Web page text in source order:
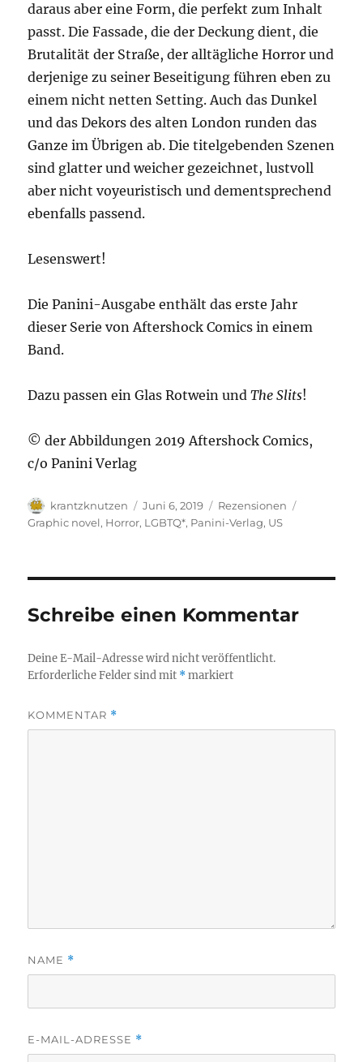
daraus aber eine Form, die perfekt zum Inhalt
passt. Die Fassade, die der Deckung dient, die
Brutalität der Straße, der alltägliche Horror und
derjenige zu seiner Beseitigung führen eben zu
einem nicht netten Setting. Auch das Dunkel
und das Dekors des alten London runden das
Ganze im Übrigen ab. Die titelgebenden Szenen
sind glatter und weicher gezeichnet, lustvoll
aber nicht voyeuristisch und dementsprechend
ebenfalls passend.
Lesenswert!
Die Panini-Ausgabe enthält das erste Jahr
dieser Serie von Aftershock Comics in einem
Band.
Dazu passen ein Glas Rotwein undThe Slits!
© der Abbildungen 2019 Aftershock Comics,
c/o Panini Verlag
Autor
krantzknutzen
Veröffentlicht
am
Juni 6, 2019 Kategorien
Rezensionen
Graphic novel, Horror, LGBTQ*, Panini-Verlag, US
Schreibe einen Kommentar
Deine E-Mail-Adresse wird nicht veröffentlicht.
Erforderliche Felder sind mit *markiert
KOMMENTAR *
NAME *
E-MAIL-ADRESSE *